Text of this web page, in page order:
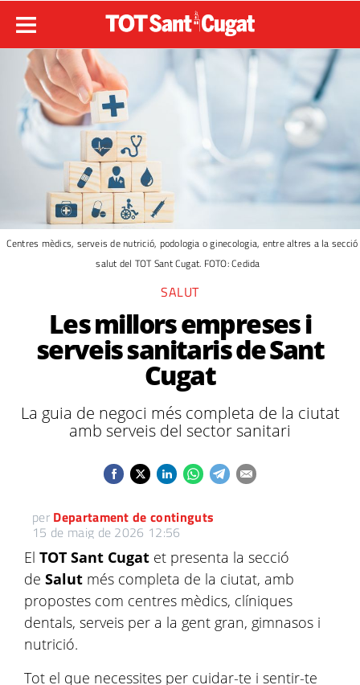
Centres mèdics, serveis de nutrició, podologia o ginecologia, entre altres a la secció
salut del TOT Sant Cugat. FOTO: Cedida
SALUT
Les millors empreses i
serveis sanitaris de Sant
Cugat
La guia de negoci més completa de la ciutat
amb serveis del sector sanitari
per Departament de continguts
15 de maig de 2026 12:56
El TOT Sant Cugat et presenta la secció
de Salut més completa de la ciutat, amb
propostes com centres mèdics, clíniques
dentals, serveis per a la gent gran, gimnasos i
nutrició.
Tot el que necessites per cuidar-te i sentir-te